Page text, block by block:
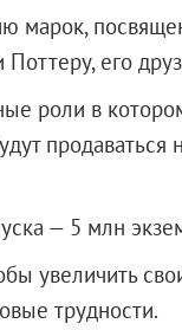
марок,
его
роли в
продаваться
— 5 млн
увеличить